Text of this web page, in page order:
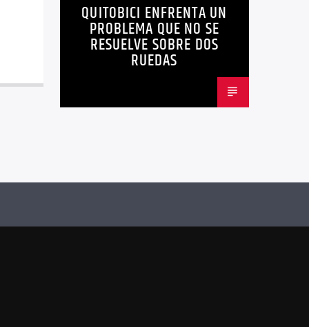
CICLOVÍAS QUITO
EDITORIAL
METRO DE QUITO BICICLETA
MOVILIDAD ACTIVA QUITO
NOTICIAS
QUITOBICI ENFRENTA UN
PROBLEMA QUE NO SE
RESUELVE SOBRE DOS
RUEDAS